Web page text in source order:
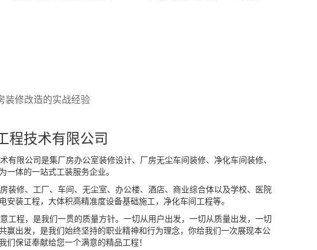
装修改造的实战经验
程技术有限公司
有限公司是集厂房办公室装修设计、厂房无尘车间装修、净化车间装修、
一体的一站式工装服务企业。
装修、工厂、车间、无尘室、办公楼、酒店、商业综合体以及学校、医院
安装工程，大体积高精准度设备基础施工，净化车间工程等。
工程，是我们一贯的质量方针。一切从用户出发，一切从质量出发，一切
赢出发，是我们始终坚持的职业精神和行为理念，你给我们一次展现本公
们保证奉献给您一个满意的精品工程！